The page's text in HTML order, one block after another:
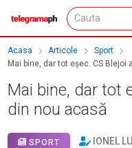
Acasa Articole
Sport
Mai bine, dar tot eșec. CS Blejoi
Mai bine, dar tot
din nou acasă
SPORT IONEL